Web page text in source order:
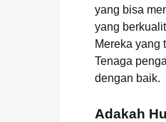
yang bisa
yang
Mereka yang
Tenaga
dengan baik.
Adakah